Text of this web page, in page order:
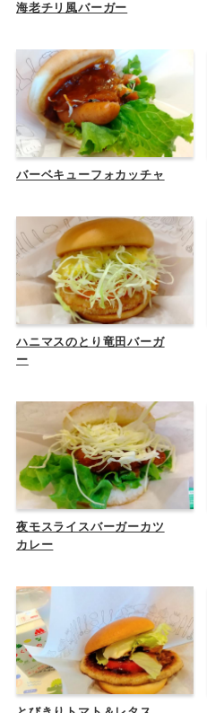
海老チリ風バーガー
バーベキューフォカッチャ
ハニマスのとり竜田バーガ
ー
夜モスライスバーガーカツ
カレー